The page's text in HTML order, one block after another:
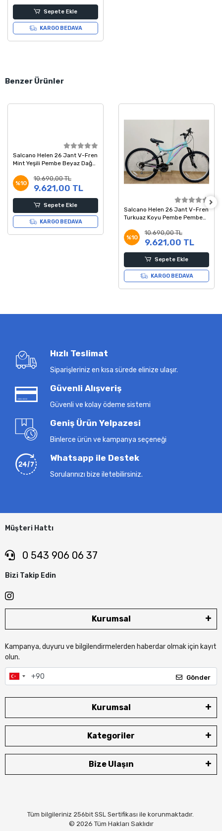
Sepete Ekle
KARGO BEDAVA
Benzer Ürünler
Salcano Helen 26 Jant V-Fren
Mint Yeşili Pembe Beyaz Dağ
%10
10.690,00 TL
9.621,00 TL
Sepete Ekle
KARGO BEDAVA
Salcano Helen 26 Jant V-Fren
Turkuaz Koyu Pembe Pembe
%10
10.690,00 TL
9.621,00 TL
Sepete Ekle
KARGO BEDAVA
Hızlı Teslimat
Siparişleriniz en kısa sürede elinize ulaşır.
Güvenli Alışveriş
Güvenli ve kolay ödeme sistemi
Geniş Ürün Yelpazesi
Binlerce ürün ve kampanya seçeneği
Whatsapp ile Destek
Sorularınızı bize iletebilirsiniz.
Müşteri Hattı
0 543 906 06 37
Bizi Takip Edin
Kurumsal
Kampanya, duyuru ve bilgilendirmelerden haberdar olmak için kayıt
olun.
Gönder
Kurumsal
Kategoriler
Bize Ulaşın
Tüm bilgileriniz 256bit SSL Sertifikası ile korunmaktadır.
© 2026 Tüm Hakları Saklıdır